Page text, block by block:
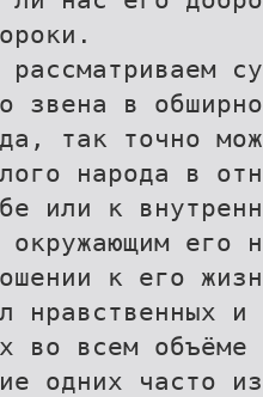
звена в
так точно
народа в
или к
его
к его
нравственных и
во всем
одних часто